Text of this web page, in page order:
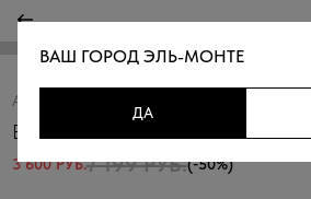
Артикул:
Брюки карго из фактурной вискозы
3 600 РУБ.7 199 РУБ.(-50%)
ВАШ ГОРОДЭЛЬ-МОНТЕ
ДА